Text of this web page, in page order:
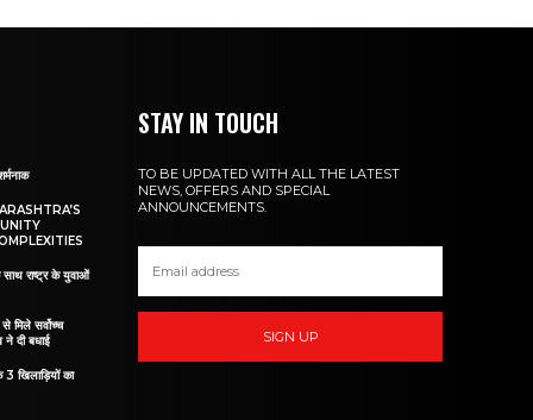
साथ राष्ट्र के युवाओं
से मिले सर्वोच्च
ने दी बधाई
खिलाड़ियों का
STAY IN TOUCH
TO BE UPDATED WITH ALL THE LATEST
NEWS, OFFERS AND SPECIAL
ANNOUNCEMENTS.
SIGN UP